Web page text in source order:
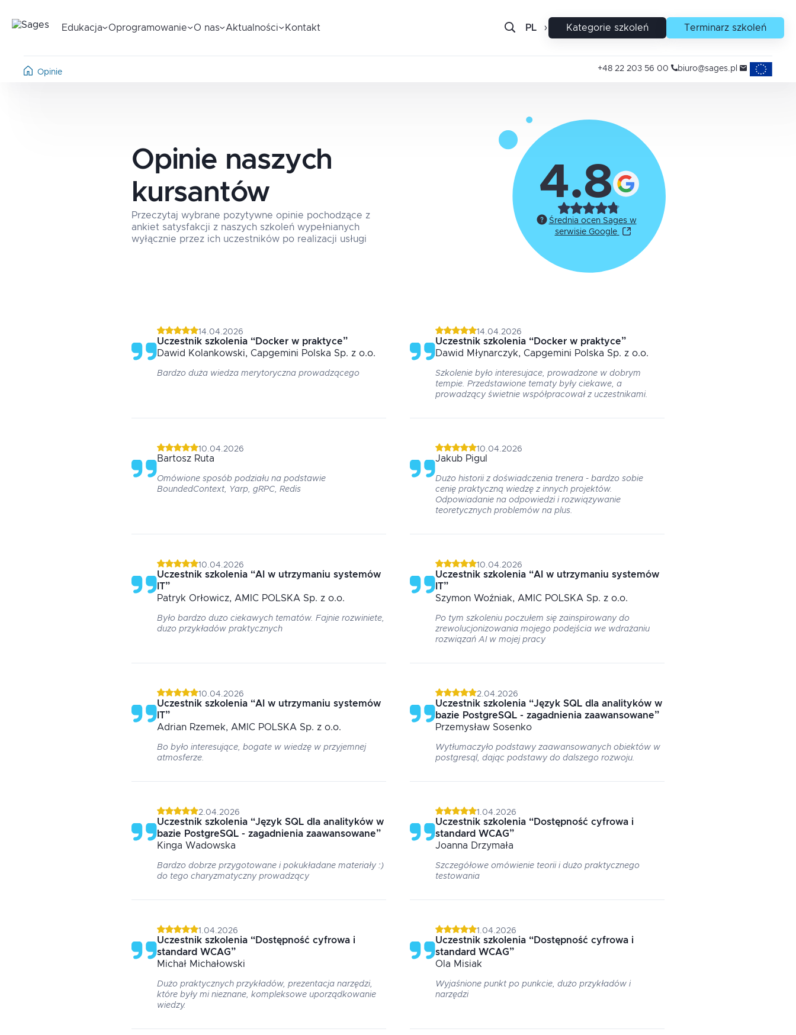
Edukacja Oprogramowanie O nas Aktualności Kontakt PL EN Kategorie szkoleń Terminarz szkoleń
Opinie +48 22 203 56 00 biuro@sages.pl Projekty
Opinie naszych
kursantów
Przeczytaj wybrane pozytywne opinie pochodzące z
ankiet satysfakcji z naszych szkoleń wypełnianych
wyłącznie przez ich uczestników po realizacji usługi
4.8
Średnia ocen Sages w
serwisie Google
14.04.2026
Uczestnik szkolenia “Docker w praktyce”
Dawid Kolankowski, Capgemini Polska Sp. z o.o.
Bardzo duża wiedza merytoryczna prowadzącego
14.04.2026
Uczestnik szkolenia “Docker w praktyce”
Dawid Młynarczyk, Capgemini Polska Sp. z o.o.
Szkolenie było interesujace, prowadzone w dobrym
tempie. Przedstawione tematy były ciekawe, a
prowadzący świetnie współpracował z uczestnikami.
10.04.2026
Bartosz Ruta
Omówione sposób podziału na podstawie
BoundedContext, Yarp, gRPC, Redis
10.04.2026
Jakub Pigul
Dużo historii z doświadczenia trenera - bardzo sobie
cenię praktyczną wiedzę z innych projektów.
Odpowiadanie na odpowiedzi i rozwiązywanie
teoretycznych problemów na plus.
10.04.2026
Uczestnik szkolenia “AI w utrzymaniu systemów
IT”
Patryk Orłowicz, AMIC POLSKA Sp. z o.o.
Było bardzo duzo ciekawych tematów. Fajnie rozwiniete,
duzo przykładów praktycznych
10.04.2026
Uczestnik szkolenia “AI w utrzymaniu systemów
IT”
Szymon Woźniak, AMIC POLSKA Sp. z o.o.
Po tym szkoleniu poczułem się zainspirowany do
zrewolucjonizowania mojego podejścia we wdrażaniu
rozwiązań AI w mojej pracy
10.04.2026
Uczestnik szkolenia “AI w utrzymaniu systemów
IT”
Adrian Rzemek, AMIC POLSKA Sp. z o.o.
Bo było interesujące, bogate w wiedzę w przyjemnej
atmosferze.
2.04.2026
Uczestnik szkolenia “Język SQL dla analityków w
bazie PostgreSQL - zagadnienia zaawansowane”
Przemysław Sosenko
Wytłumaczyło podstawy zaawansowanych obiektów w
postgresql, dając podstawy do dalszego rozwoju.
2.04.2026
Uczestnik szkolenia “Język SQL dla analityków w
bazie PostgreSQL - zagadnienia zaawansowane”
Kinga Wadowska
Bardzo dobrze przygotowane i pokukładane materiały :)
do tego charyzmatyczny prowadzący
1.04.2026
Uczestnik szkolenia “Dostępność cyfrowa i
standard WCAG”
Joanna Drzymała
Szczegółowe omówienie teorii i dużo praktycznego
testowania
1.04.2026
Uczestnik szkolenia “Dostępność cyfrowa i
standard WCAG”
Michał Michałowski
Dużo praktycznych przykładów, prezentacja narzędzi,
które były mi nieznane, kompleksowe uporządkowanie
wiedzy.
1.04.2026
Uczestnik szkolenia “Dostępność cyfrowa i
standard WCAG”
Ola Misiak
Wyjaśnione punkt po punkcie, dużo przykładów i
narzędzi